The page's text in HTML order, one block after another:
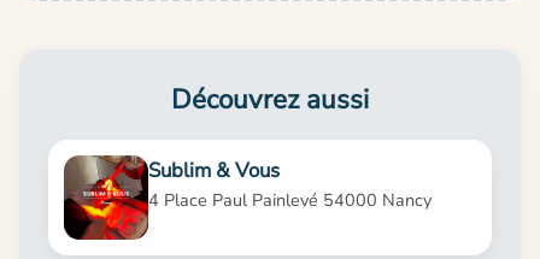
Découvrez aussi
Sublim & Vous
4 Place Paul Painlevé 54000 Nancy